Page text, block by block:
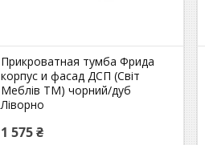
Прикроватная тумба Фрида
корпус и фасад ДСП (Світ
Меблів TM) чорний/дуб
Ліворно
1 575 ₴